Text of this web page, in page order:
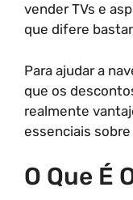
vender TVs e
que difere
Para ajudar a
que os
realmente
essenciais
O Que É